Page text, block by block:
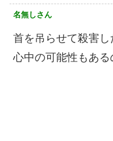
名無しさん
首を吊らせて殺害し
心中の可能性もある